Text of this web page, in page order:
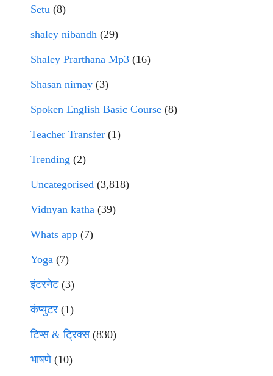
Setu (8)
shaley nibandh (29)
Shaley Prarthana Mp3 (16)
Shasan nirnay (3)
Spoken English Basic Course (8)
Teacher Transfer (1)
Trending (2)
Uncategorised (3,818)
Vidnyan katha (39)
Whats app (7)
Yoga (7)
इंटरनेट(3)
कंप्युटर (1)
टिप्स & ट्रिक्स(830)
भाषणे(10)